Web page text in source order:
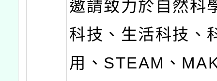
邀請致力於自然科
科技、生活科技、
用、STEAM、